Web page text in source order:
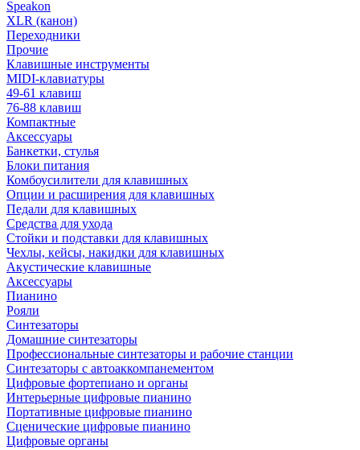
Speakon
XLR (канон)
Переходники
Прочие
Клавишные инструменты
MIDI-клавиатуры
49-61 клавиш
76-88 клавиш
Компактные
Аксессуары
Банкетки, стулья
Блоки питания
Комбоусилители для клавишных
Опции и расширения для клавишных
Педали для клавишных
Средства для ухода
Стойки и подставки для клавишных
Чехлы, кейсы, накидки для клавишных
Акустические клавишные
Аксессуары
Пианино
Рояли
Синтезаторы
Домашние синтезаторы
Профессиональные синтезаторы и рабочие станции
Синтезаторы с автоаккомпанементом
Цифровые фортепиано и органы
Интерьерные цифровые пианино
Портативные цифровые пианино
Сценические цифровые пианино
Цифровые органы